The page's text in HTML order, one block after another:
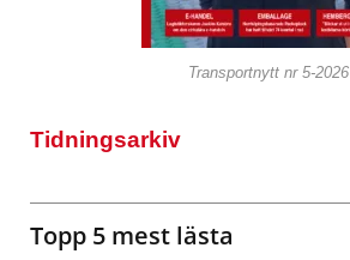
Transportnytt nr 5-2026
Tidningsarkiv
Topp 5 mest lästa